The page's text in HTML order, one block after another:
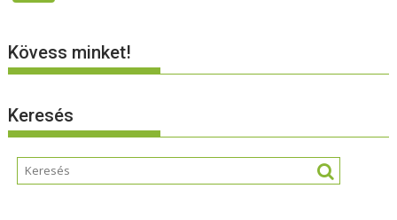
Kövess minket!
Keresés